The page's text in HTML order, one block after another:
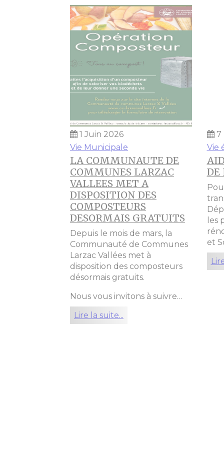
1 Juin 2026
Vie Municipale
LA COMMUNAUTE DE
COMMUNES LARZAC
VALLEES MET A
DISPOSITION DES
COMPOSTEURS
DESORMAIS GRATUITS
Depuis le mois de mars, la
Communauté de Communes
Larzac Vallées met à
disposition des composteurs
désormais gratuits.
Nous vous invitons à suivre…
Lire la suite...
7
Vie
DE
les
et